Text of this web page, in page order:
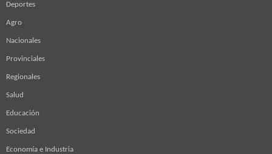
Deportes
Agro
Nacionales
Provinciales
Regionales
Salud
Educación
Sociedad
Economía e Industria